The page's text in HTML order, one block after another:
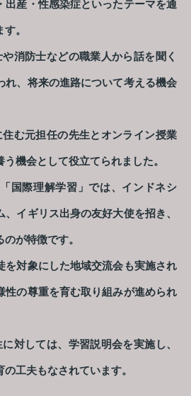
出産・性感染症といったテーマを通
。
消防士などの職業人から話を聞く
れ、将来の進路について考える機会
む元担任の先生とオンライン授業
機会として役立てられました。
国際理解学習」では、インドネシ
イギリス出身の友好大使を招き、
が特徴です。
を対象にした地域交流会も実施され
性の尊重を育む取り組みが進められ
対しては、学習説明会を実施し、
工夫もなされています。